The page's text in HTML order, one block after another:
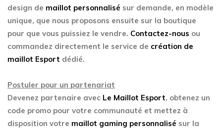
design de maillot personnalisé sur demande, en modèle
unique, que nous proposons ensuite sur la boutique
pour que vous puissiez le vendre. Contactez-nous ou
commandez directement le service de création de
maillot Esport dédié.
Postuler pour un partenariat
Devenez partenaire avec Le Maillot Esport, obtenez un
code promo pour votre communauté et mettez à
disposition votre maillot gaming personnalisé sur la